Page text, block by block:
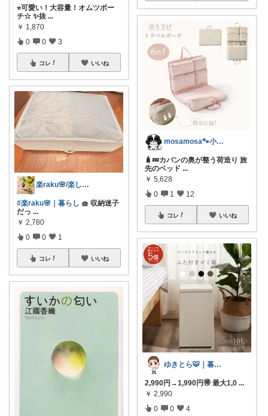
⭐︎可愛い！大容量！オムツポー
チ☆ ✨抜 ...
￥ 1,870
0 0 3
コレ いいね
楽raku🌸/楽して整える暮らし
#楽raku🌸｜暮らし 🧺 収納迷子
だっ ...
￥ 2,780
0 0 1
コレ いいね
mosamosa🐾小さめバッグの日々✨
🧳💤カバンの奥が整う荷造り 旅
先のベッド ...
￥ 5,628
0 1 12
コレ いいね
ゆきとら🐯｜暮らしをラクにしたいパパ
2,990円→1,990円🉐 最大1,0 ...
￥ 2,990
0 0 4